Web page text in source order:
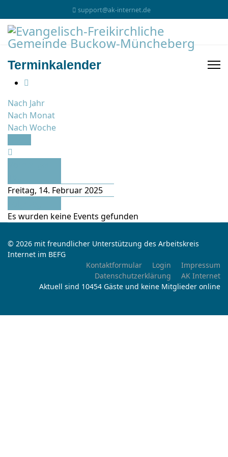
support@ak-internet.de
Terminkalender
Nach Jahr
Nach Monat
Nach Woche
Freitag, 14. Februar 2025
Es wurden keine Events gefunden
© 2026 mit freundlicher Unterstützung des Arbeitskreis
Internet im BEFG
Kontaktformular
Login
Impressum
Datenschutzerklärung
AK Internet
Aktuell sind 10454 Gäste und keine Mitglieder online